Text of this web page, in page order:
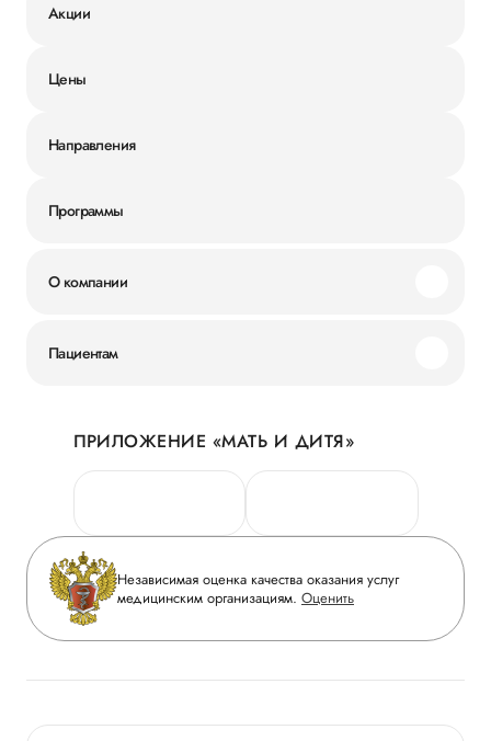
Акции
Цены
Направления
Программы
О компании
Новости
Руководство
Сотрудничество
Инвесторам
Журнал «Мать и дитя»
Вакансии
Медицинский туризм
Пациентам
Личный кабинет
Персональные данные
Горячая линия качества
Вопрос-ответ
Приложение пациента
Статьи
ПРИЛОЖЕНИЕ «МАТЬ И ДИТЯ»
Независимая оценка качества оказания услуг
медицинским организациям. Оценить